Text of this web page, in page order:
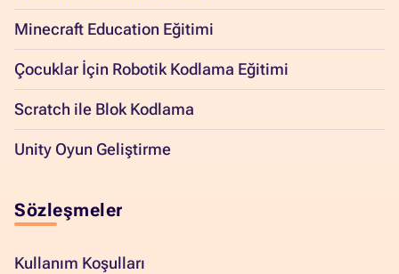
Minecraft Education Eğitimi
Çocuklar İçin Robotik Kodlama Eğitimi
Scratch ile Blok Kodlama
Unity Oyun Geliştirme
Sözleşmeler
Kullanım Koşulları